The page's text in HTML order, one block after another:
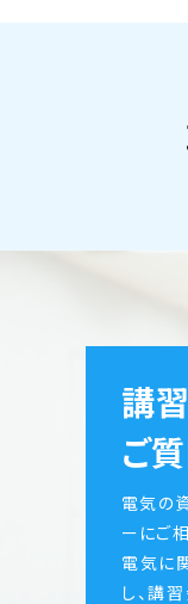
講
ご
電気の
ーにご
電気に
し、講